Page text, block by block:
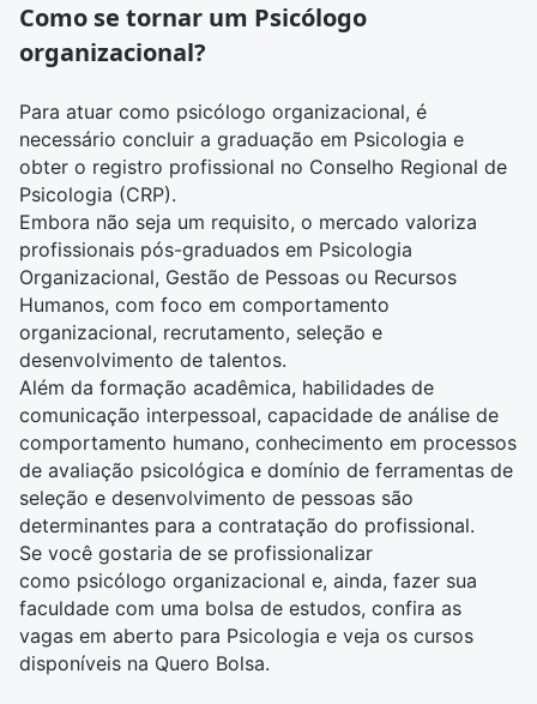
Como se tornar um Psicólogo
organizacional?
Para atuar como psicólogo organizacional, é
necessário concluir a graduação em Psicologia e
obter o registro profissional no Conselho Regional de
Psicologia (CRP).
Embora não seja um requisito, o mercado valoriza
profissionais pós-graduados em Psicologia
Organizacional, Gestão de Pessoas ou Recursos
Humanos, com foco em comportamento
organizacional, recrutamento, seleção e
desenvolvimento de talentos.
Além da formação acadêmica, habilidades de
comunicação interpessoal, capacidade de análise de
comportamento humano, conhecimento em processos
de avaliação psicológica e domínio de ferramentas de
seleção e desenvolvimento de pessoas são
determinantes para a contratação do profissional.
Se você gostaria de se profissionalizar
como psicólogo organizacional e, ainda, fazer sua
faculdade com uma bolsa de estudos, confira as
vagas em aberto para Psicologia e veja os cursos
disponíveis na Quero Bolsa.